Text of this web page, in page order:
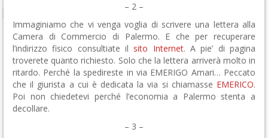
– 2 –
Immaginiamo che vi venga voglia di scrivere una lettera alla
Camera di Commercio di Palermo. E che per recuperare
l’indirizzo fisico consultiate il sito Internet. A pie’ di pagina
troverete quanto richiesto. Solo che la lettera arriverà molto in
ritardo. Perché la spedireste in via EMERIGO Amari… Peccato
che il giurista a cui è dedicata la via si chiamasse EMERICO.
Poi non chiedetevi perché l’economia a Palermo stenta a
decollare.
– 3 –